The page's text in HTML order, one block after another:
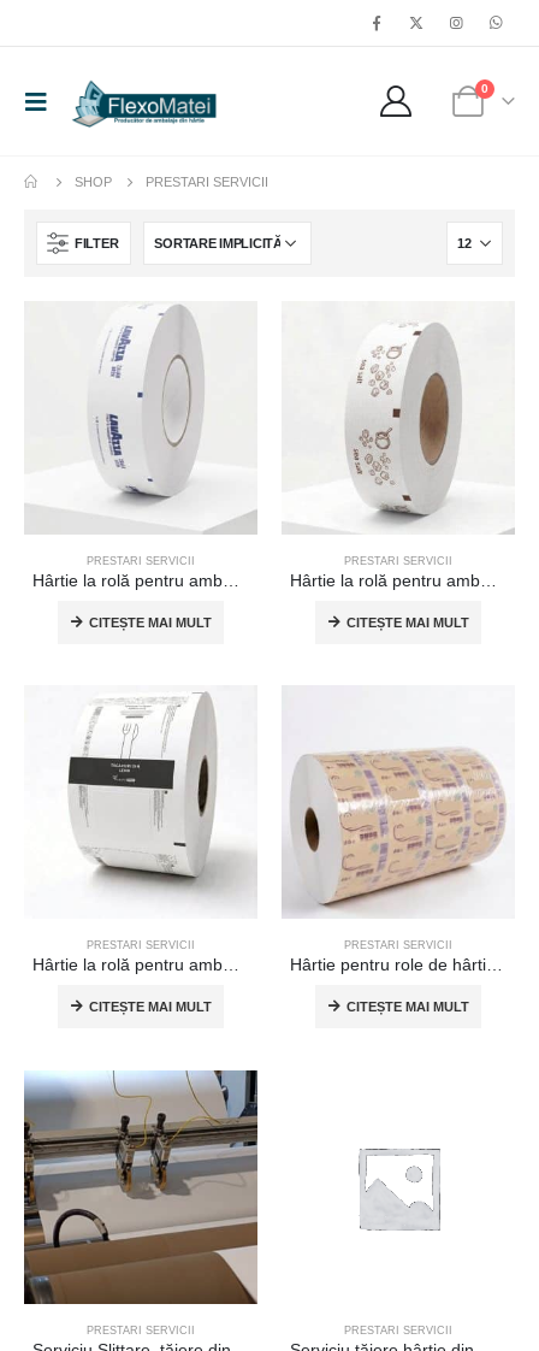
0
SHOP PRESTARI SERVICII
FILTER
PRESTARI SERVICII
CITEȘTE MAI MULT
PRESTARI SERVICII
CITEȘTE MAI MULT
PRESTARI SERVICII
Hârtie la rolă pentru ambalarea tacâmurilor
CITEȘTE MAI MULT
PRESTARI SERVICII
Hârtie pentru role de hârtie igienică
CITEȘTE MAI MULT
PRESTARI SERVICII PRESTARI SERVICII
0out of 5
109,75
0out of 5
109,75lei
Hârtie patinată 100x75 cm
109,75